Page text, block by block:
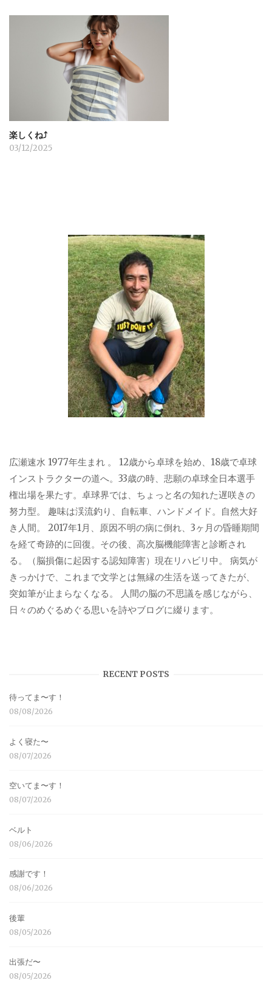
楽しくね⤴︎
03/12/2025
広瀬速水 1977年生まれ 。 12歳から卓球を始め、18歳で卓球
インストラクターの道へ。33歳の時、悲願の卓球全日本選手
権出場を果たす。卓球界では、ちょっと名の知れた遅咲きの
努力型。 趣味は渓流釣り、自転車、ハンドメイド。自然大好
き人間。 2017年1月、原因不明の病に倒れ、3ヶ月の昏睡期間
を経て奇跡的に回復。その後、高次脳機能障害と診断され
る。（脳損傷に起因する認知障害）現在リハビリ中。 病気が
きっかけで、これまで文学とは無縁の生活を送ってきたが、
突如筆が止まらなくなる。 人間の脳の不思議を感じながら、
日々のめぐるめぐる思いを詩やブログに綴ります。
RECENT POSTS
待ってま〜す！
08/08/2026
よく寝た〜
08/07/2026
空いてま〜す！
08/07/2026
ベルト
08/06/2026
感謝です！
08/06/2026
後輩
08/05/2026
出張だ〜
08/05/2026